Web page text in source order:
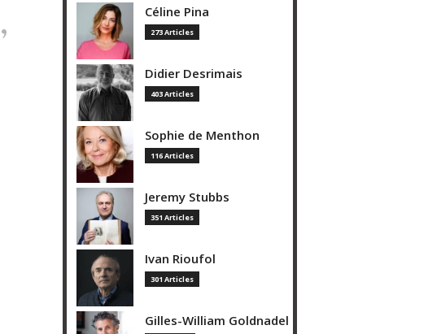
Céline Pina
273 Articles
Didier Desrimais
403 Articles
Sophie de Menthon
116 Articles
Jeremy Stubbs
351 Articles
Ivan Rioufol
301 Articles
Gilles-William Goldnadel